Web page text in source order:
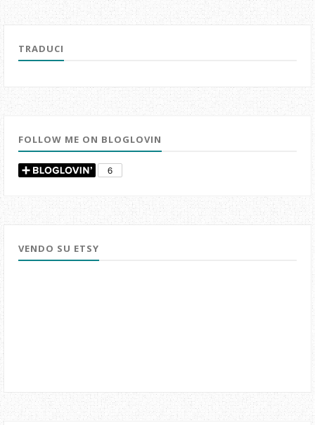
TRADUCI
FOLLOW ME ON BLOGLOVIN
VENDO SU ETSY